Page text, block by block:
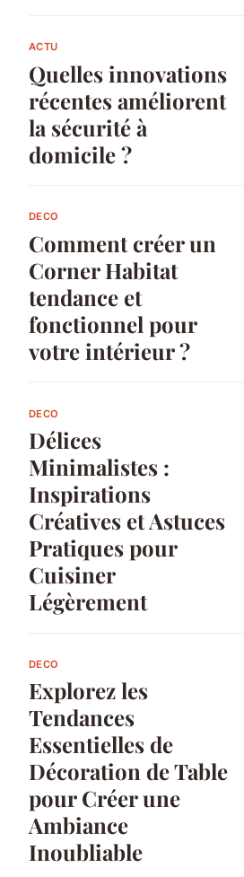
ACTU
Quelles innovations
récentes améliorent
la sécurité à
domicile ?
DECO
Comment créer un
Corner Habitat
tendance et
fonctionnel pour
votre intérieur ?
DECO
Délices
Minimalistes :
Inspirations
Créatives et Astuces
Pratiques pour
Cuisiner
Légèrement
DECO
Explorez les
Tendances
Essentielles de
Décoration de Table
pour Créer une
Ambiance
Inoubliable